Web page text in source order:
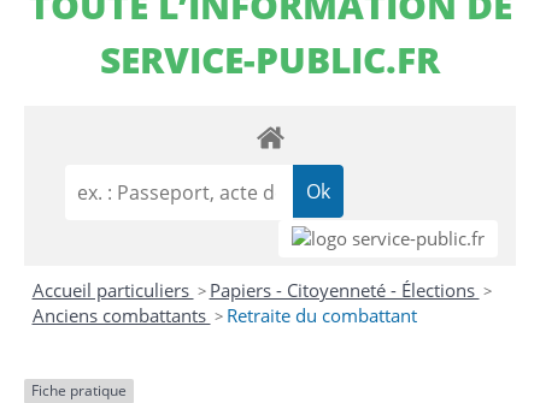
SERVICE-PUBLIC.FR
Accueil particuliers > Papiers - Citoyenneté - Élections >
Anciens combattants > Retraite du combattant
Fiche pratique